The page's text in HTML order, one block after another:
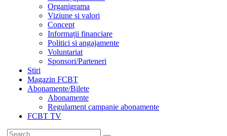
Organigrama
Viziune si valori
Concept
Informații financiare
Politici si angajamente
Voluntariat
Sponsori/Parteneri
Stiri
Magazin FCBT
Abonamente/Bilete
Abonamente
Regulament campanie abonamente
FCBT TV